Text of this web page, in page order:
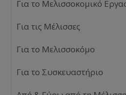
Για το Μελισσοκομικό
Για τις Μέλισσες
Για το Μελισσοκόμο
Για το Συσκευαστήριο